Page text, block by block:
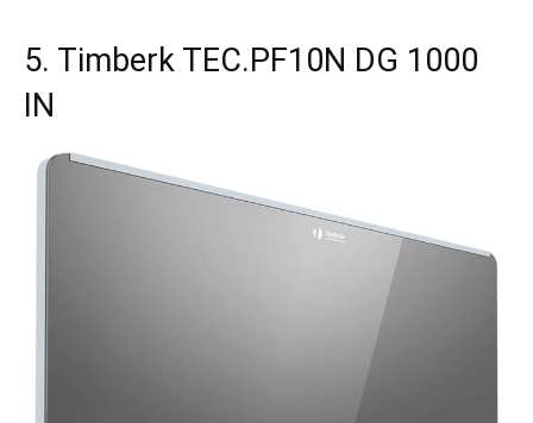
5. Timberk TEC.PF10N DG 1000
IN